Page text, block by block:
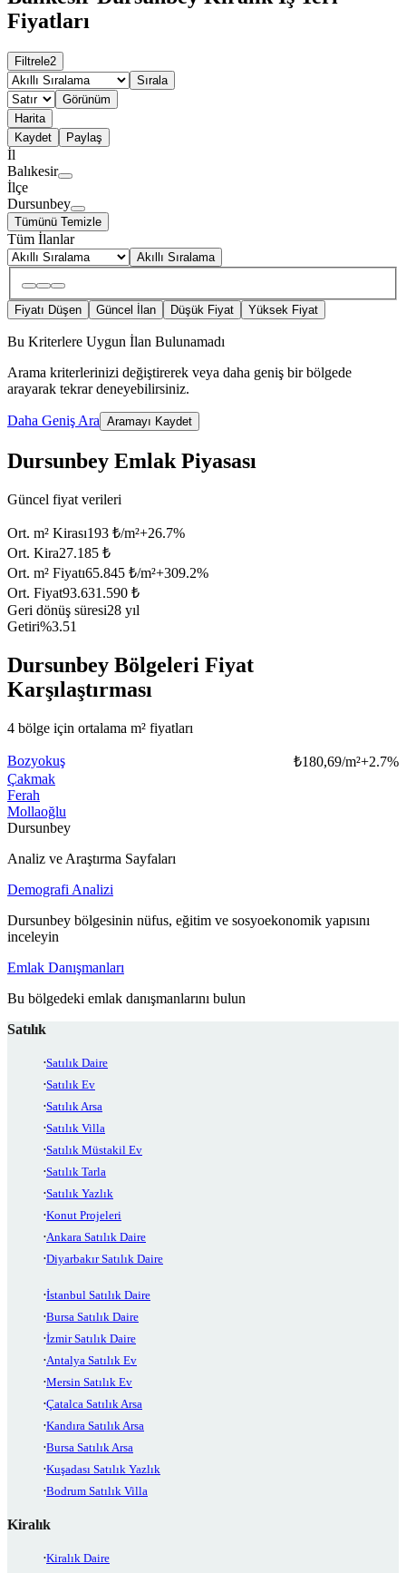
Fiyatları
Filtrele2
Sırala
Görünüm
Harita
Kaydet
Paylaş
İl
Balıkesir
İlçe
Dursunbey
Tümünü Temizle
Tüm İlanlar
Akıllı Sıralama
Fiyatı Düşen Güncel İlan Düşük Fiyat Yüksek Fiyat
Bu Kriterlere Uygun İlan Bulunamadı
Arama kriterlerinizi değiştirerek veya daha geniş bir bölgede
arayarak tekrar deneyebilirsiniz.
Daha Geniş Ara Aramayı Kaydet
Dursunbey Emlak Piyasası
Güncel fiyat verileri
Ort. m² Kirası193 ₺/m²+26.7%
Ort. Kira27.185 ₺
Ort. m² Fiyatı65.845 ₺/m²+309.2%
Ort. Fiyat93.631.590 ₺
Geri dönüş süresi28 yıl
Getiri%3.51
Dursunbey Bölgeleri Fiyat
Karşılaştırması
4 bölge için ortalama m² fiyatları
Bozyokuş ₺180,69/m²+2.7%
Çakmak
Ferah
Mollaoğlu
Dursunbey
Analiz ve Araştırma Sayfaları
Demografi Analizi
Dursunbey bölgesinin nüfus, eğitim ve sosyoekonomik yapısını
inceleyin
Emlak Danışmanları
Bu bölgedeki emlak danışmanlarını bulun
Satılık
Satılık Daire
Satılık Ev
Satılık Arsa
Satılık Villa
Satılık Müstakil Ev
Satılık Tarla
Satılık Yazlık
Konut Projeleri
Ankara Satılık Daire
Diyarbakır Satılık Daire
İstanbul Satılık Daire
Bursa Satılık Daire
İzmir Satılık Daire
Antalya Satılık Ev
Mersin Satılık Ev
Çatalca Satılık Arsa
Kandıra Satılık Arsa
Bursa Satılık Arsa
Kuşadası Satılık Yazlık
Bodrum Satılık Villa
Kiralık
Kiralık Daire